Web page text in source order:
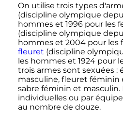
On utilise trois types
(discipline olympique
hommes et 1996 pour les
(discipline olympique
hommes et 2004 pour les
fleuret (discipline
les hommes et 1924 pour
trois armes sont sexuées :
masculine, fleuret féminin
sabre féminin et masculin.
individuelles ou par
au nombre de douze.